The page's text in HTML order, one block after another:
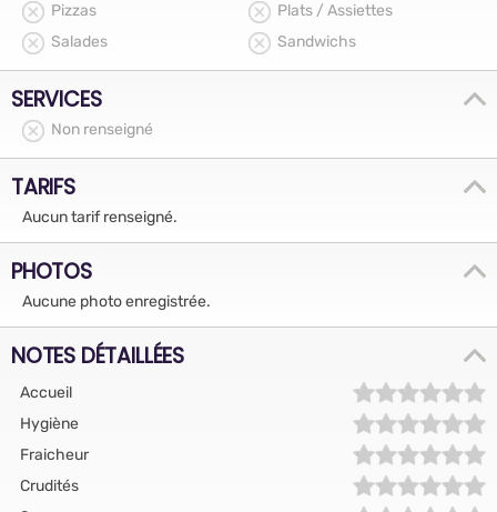
Pizzas
Plats / Assiettes
Salades
Sandwichs
SERVICES
Non renseigné
TARIFS
Aucun tarif renseigné.
PHOTOS
Aucune photo enregistrée.
NOTES DÉTAILLÉES
Accueil
Hygiène
Fraicheur
Crudités